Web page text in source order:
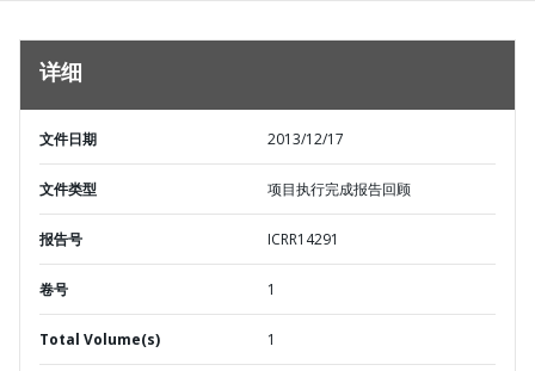
详细
文件日期 2013/12/17
文件类型 项目执行完成报告回顾
报告号 ICRR14291
卷号 1
Total Volume(s) 1